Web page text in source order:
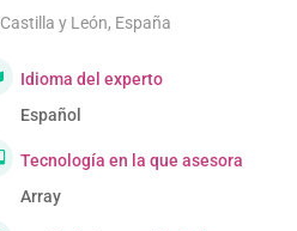
Castilla y León, España
Idioma del experto
Español
Tecnología en la que asesora
Array